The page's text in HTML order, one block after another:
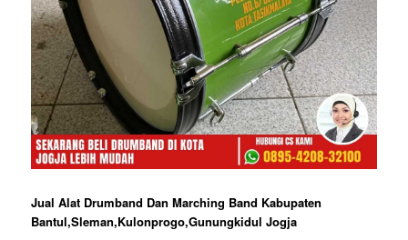
Jual Alat Drumband Dan Marching Band Kabupaten
Bantul,Sleman,Kulonprogo,Gunungkidul Jogja